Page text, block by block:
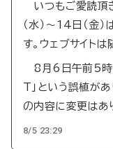
いつもご愛読頂
（水）～14日（金
す。ウェブサイトは
8月6日午前5時
T」という誤植が
の内容に変更はあ
8/5 23:29